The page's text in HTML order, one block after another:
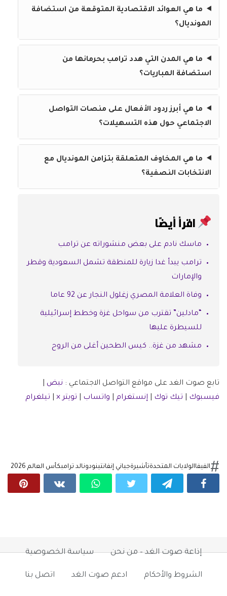
ما هي العوائد الاقتصادية المتوقعة من استضافة
المونديال؟
ما هي المدن التي هدد ترامب بحرمانها من
استضافة المباريات؟
ما هي أبرز ردود الأفعال على منصات التواصل
الاجتماعي حول هذه التسهيلات؟
ما هي المخاوف المتعلقة بتزامن المونديال مع
الانتخابات النصفية؟
اقرأ أيضًا
ماسك نادم على بعض منشوراته عن ترامب
ترامب يبدأ غدا زيارة للمنطقة تشمل السعودية وقطر
والإمارات
وفاة العلامة المصري زغلول النجار عن 92 عاما
“مادلين” تقترب من سواحل غزة وخطط إسرائيلية
للسيطرة عليها
مشهد من غزة.. كيس الطحين أغلى من الروح
تابع صوت الغد على مواقع التواصل الاجتماعي : نبض
فيسبوك
تيك توك إنستغرام واتساب تويتر × تيلغرام
الفيفاالولايات المتحدةتأشيرةجياني إنفانتينودونالد ترامبكأس العالم 2026
إذاعة صوت الغد – من نحن سياسة الخصوصية
الشروط والأحكام ادعم صوت الغد اتصل بنا